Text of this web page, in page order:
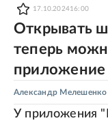
17.10.202416:00
Открывать
теперь
приложение
Александр Мелешенко
У приложения